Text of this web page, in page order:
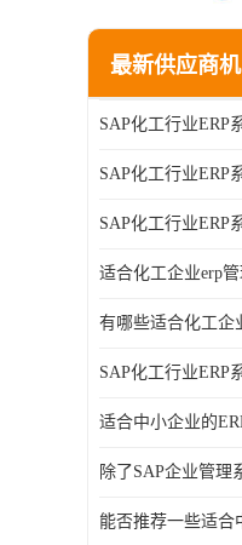
最新供应商机